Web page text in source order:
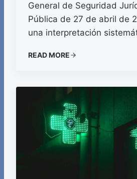
General de Seguridad
Pública de 27 de abril de
una interpretación
READ MORE